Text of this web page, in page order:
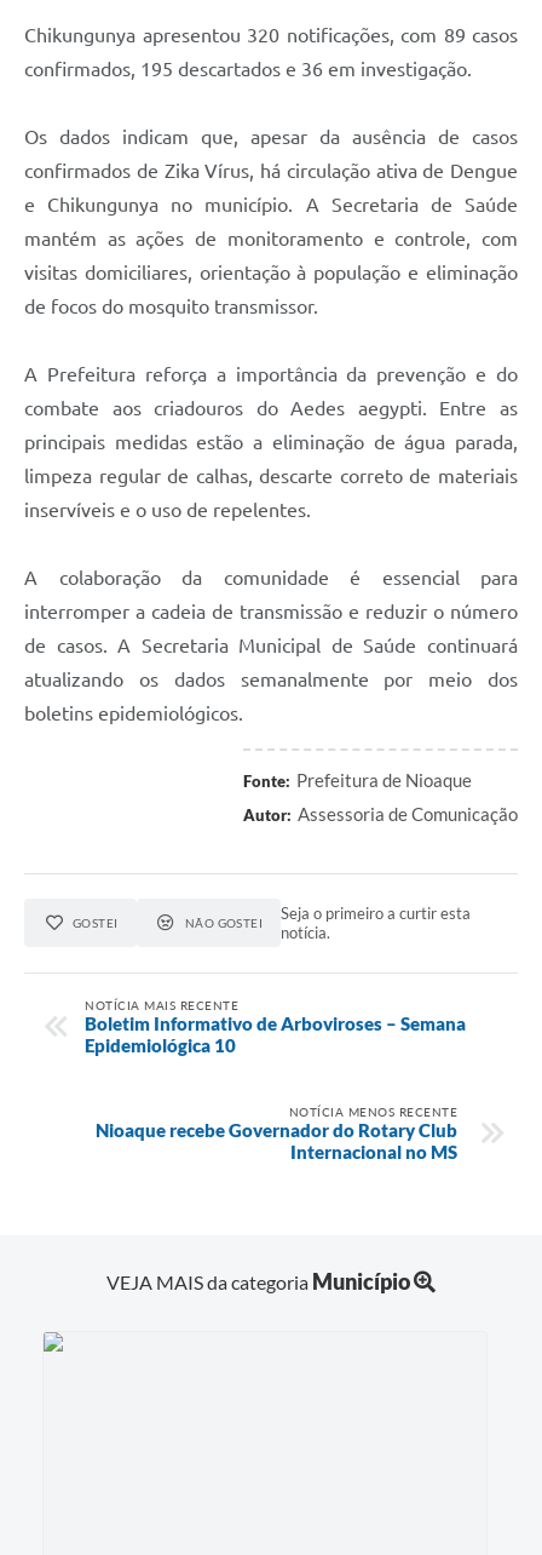
Chikungunya apresentou 320 notificações, com 89 casos
confirmados, 195 descartados e 36 em investigação.
Os dados indicam que, apesar da ausência de casos
confirmados de Zika Vírus, há circulação ativa de Dengue
e Chikungunya no município. A Secretaria de Saúde
mantém as ações de monitoramento e controle, com
visitas domiciliares, orientação à população e eliminação
de focos do mosquito transmissor.
A Prefeitura reforça a importância da prevenção e do
combate aos criadouros do Aedes aegypti. Entre as
principais medidas estão a eliminação de água parada,
limpeza regular de calhas, descarte correto de materiais
inservíveis e o uso de repelentes.
A colaboração da comunidade é essencial para
interromper a cadeia de transmissão e reduzir o número
de casos. A Secretaria Municipal de Saúde continuará
atualizando os dados semanalmente por meio dos
boletins epidemiológicos.
Fonte: Prefeitura de Nioaque
Autor: Assessoria de Comunicação
GOSTEI NÃO GOSTEI
Seja o primeiro a curtir esta
notícia.
NOTÍCIA MAIS RECENTE
Boletim Informativo de Arboviroses – Semana
Epidemiológica 10
NOTÍCIA MENOS RECENTE
Nioaque recebe Governador do Rotary Club
Internacional no MS
VEJA MAIS da categoria Município